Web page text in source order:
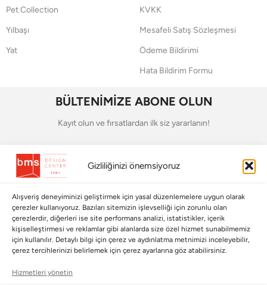
Gizliliğinizi önemsiyoruz
Alışveriş deneyiminizi geliştirmek için yasal düzenlemelere uygun olarak
çerezler kullanıyoruz. Bazıları sitemizin işlevselliği için zorunlu olan
çerezlerdir, diğerleri ise site performans analizi, istatistikler, içerik
kişiselleştirmesi ve reklamlar gibi alanlarda size özel hizmet sunabilmemiz
için kullanılır. Detaylı bilgi için çerez ve aydınlatma metnimizi inceleyebilir,
çerez tercihlerinizi belirlemek için çerez ayarlarına göz atabilirsiniz.
Hizmetleri yönetin
Pet Collection
Yılbaşı
Yat
KVKK
Mesafeli Satış Sözleşmesi
Ödeme Bildirimi
Hata Bildirim Formu
BÜLTENİMİZE ABONE OLUN
Kayıt olun ve fırsatlardan ilk siz yararlanın!